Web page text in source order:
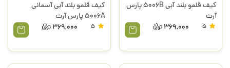
کیف قلمو بلند آبی 5006B پارس
آرت
369,000
کیف قلمو بلند آبی آسمانی
5006A پارس آرت
369,000